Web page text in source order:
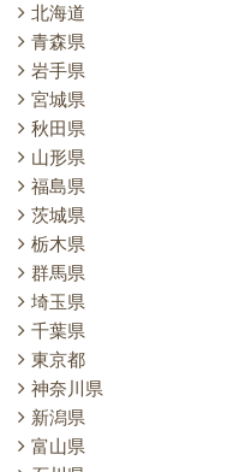
北海道
青森県
岩手県
宮城県
秋田県
山形県
福島県
茨城県
栃木県
群馬県
埼玉県
千葉県
東京都
神奈川県
新潟県
富山県